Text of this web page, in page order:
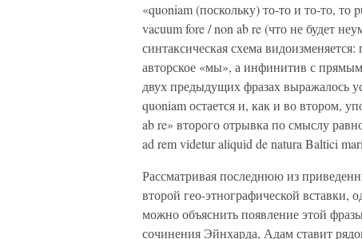
«quoniam (поскольку) то-то и то-то, то
vacuum fore / non ab re (что не будет
синтаксическая схема
авторское «мы», а инфинитив с
двух предыдущих фразах выражалось
quoniam остается и, как и во втором,
ab re» второго отрывка по смыслу
ad rem videtur aliquid de natura Baltici
Рассматривая последнюю из
второй гео-этнографической вставки,
можно объяснить появление этой
сочинения Эйнхарда, Адам ставит